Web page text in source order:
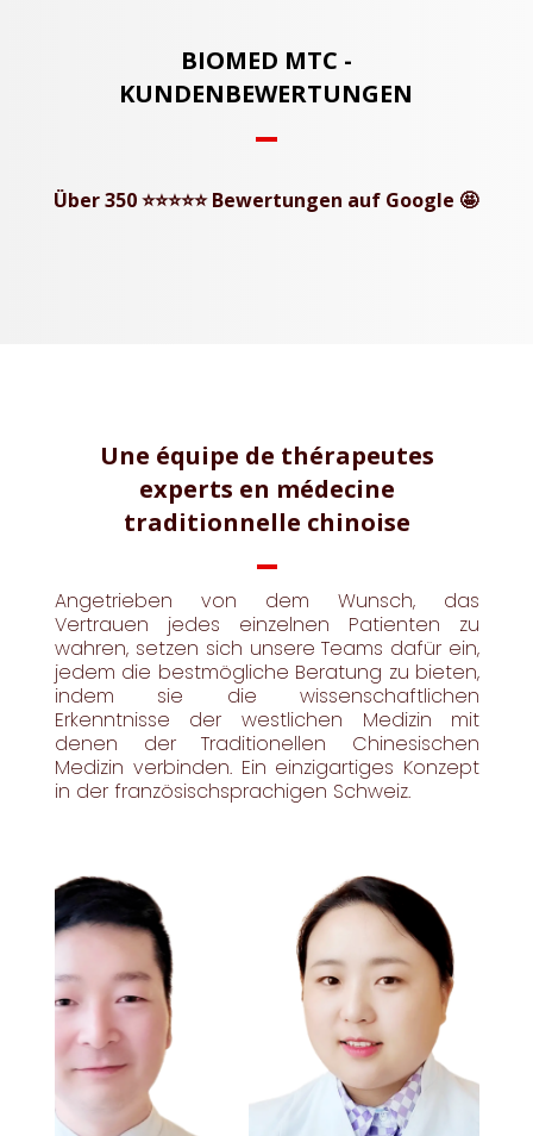
BIOMED MTC -
KUNDENBEWERTUNGEN
Über 350 ⭐⭐⭐⭐⭐ Bewertungen auf Google 🤩
Une équipe de thérapeutes
experts en médecine
traditionnelle chinoise
Angetrieben von dem Wunsch, das
Vertrauen jedes einzelnen Patienten zu
wahren, setzen sich unsere Teams dafür ein,
jedem die bestmögliche Beratung zu bieten,
indem sie die wissenschaftlichen
Erkenntnisse der westlichen Medizin mit
denen der Traditionellen Chinesischen
Medizin verbinden. Ein einzigartiges Konzept
in der französischsprachigen Schweiz.